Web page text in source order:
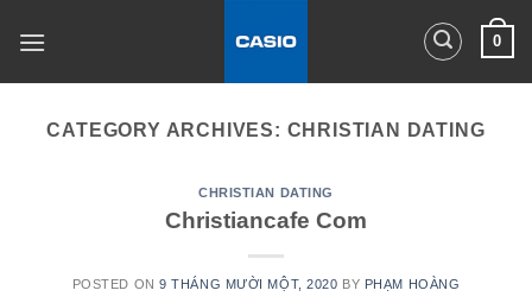
0
CATEGORY ARCHIVES: CHRISTIAN DATING
CHRISTIAN DATING
Christiancafe Com
POSTED ON9 THÁNG MƯỜI MỘT, 2020 BY PHẠM HOÀNG